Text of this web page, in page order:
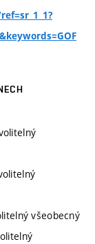
všeobecný